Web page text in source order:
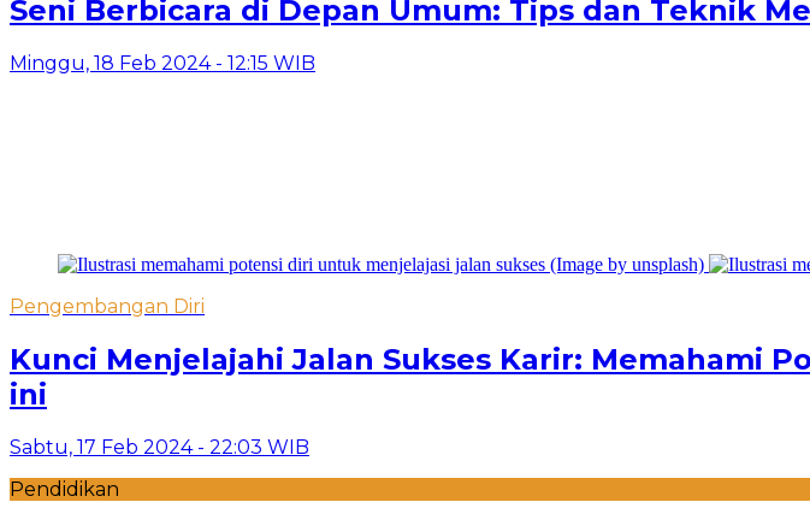
Seni Berbicara di Depan Umum: Tips dan Teknik
Minggu, 18 Feb 2024 - 12:15 WIB
Pengembangan Diri
Kunci Menjelajahi Jalan Sukses Karir: Memahami
ini
Sabtu, 17 Feb 2024 - 22:03 WIB
Pendidikan